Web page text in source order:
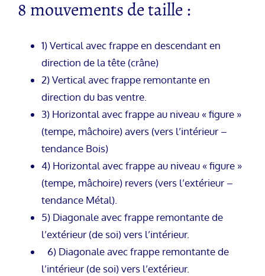
8 mouvements de taille :
1) Vertical avec frappe en descendant en
direction de la tête (crâne)
2) Vertical avec frappe remontante en
direction du bas ventre.
3) Horizontal avec frappe au niveau « figure »
(tempe, mâchoire) avers (vers l’intérieur –
tendance Bois)
4) Horizontal avec frappe au niveau « figure »
(tempe, mâchoire) revers (vers l’extérieur –
tendance Métal).
5) Diagonale avec frappe remontante de
l’extérieur (de soi) vers l’intérieur.
6) Diagonale avec frappe remontante de
l’intérieur (de soi) vers l’extérieur.